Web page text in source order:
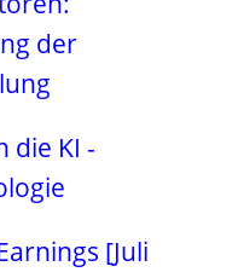
der
die KI -
[Juli